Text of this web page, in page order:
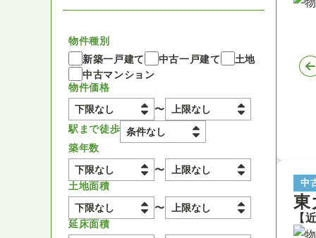
物件種別
新築一戸建て
中古一戸建て
土地
中古マンション
物件価格
〜
駅まで徒歩
築年数
〜
土地面積
〜
延床面積
中